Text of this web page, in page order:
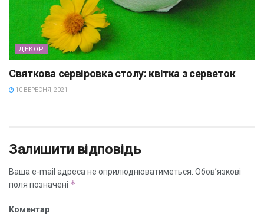
ДЕКОР
Святкова сервіровка столу: квітка з серветок
10 ВЕРЕСНЯ, 2021
Залишити відповідь
Ваша e-mail адреса не оприлюднюватиметься. Обов’язкові
поля позначені *
Коментар